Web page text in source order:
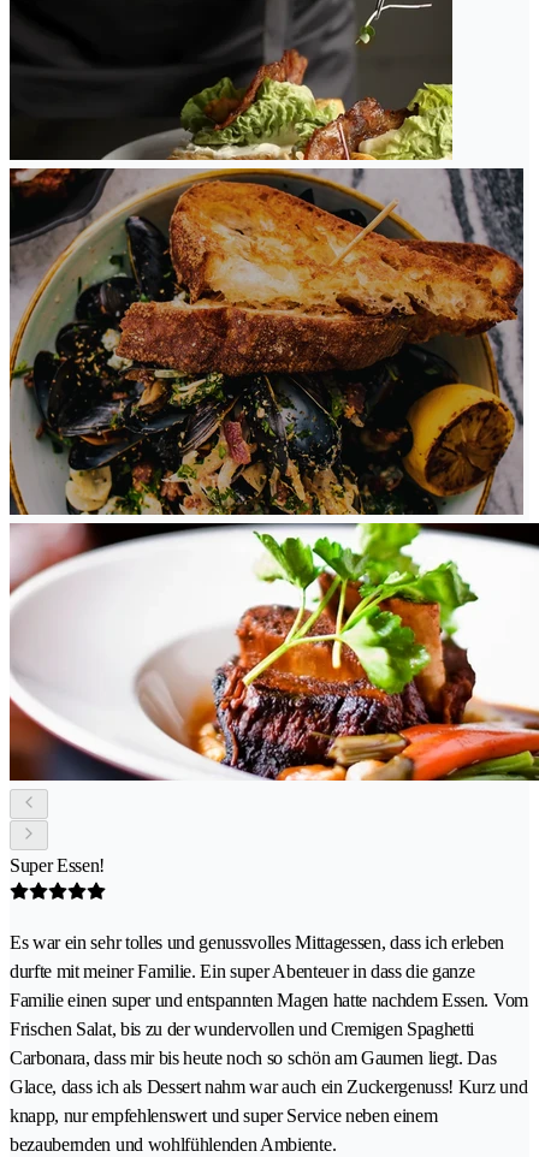
Super Essen!
Es war ein sehr tolles und genussvolles Mittagessen, dass ich erleben
durfte mit meiner Familie. Ein super Abenteuer in dass die ganze
Familie einen super und entspannten Magen hatte nachdem Essen. Vom
Frischen Salat, bis zu der wundervollen und Cremigen Spaghetti
Carbonara, dass mir bis heute noch so schön am Gaumen liegt. Das
Glace, dass ich als Dessert nahm war auch ein Zuckergenuss! Kurz und
knapp, nur empfehlenswert und super Service neben einem
bezaubernden und wohlfühlenden Ambiente.